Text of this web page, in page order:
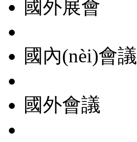
國外展會
國內(nèi)會議
國外會議